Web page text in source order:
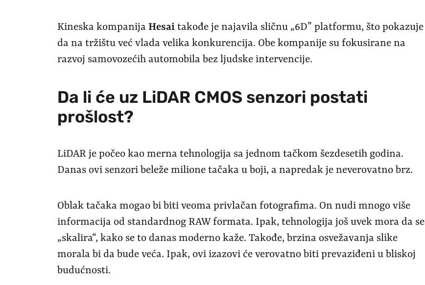
Kineska kompanija Hesai takođe je najavila sličnu „6D” platformu, što pokazuje
da na tržištu već vlada velika konkurencija. Obe kompanije su fokusirane na
razvoj samovozećih automobila bez ljudske intervencije.
Da li će uz LiDAR CMOS senzori postati
prošlost?
LiDAR je počeo kao merna tehnologija sa jednom tačkom šezdesetih godina.
Danas ovi senzori beleže milione tačaka u boji, a napredak je neverovatno brz.
Oblak tačaka mogao bi biti veoma privlačan fotografima. On nudi mnogo više
informacija od standardnog RAW formata. Ipak, tehnologija još uvek mora da se
„skalira“, kako se to danas moderno kaže. Takođe, brzina osvežavanja slike
morala bi da bude veća. Ipak, ovi izazovi će verovatno biti prevaziđeni u bliskoj
budućnosti.